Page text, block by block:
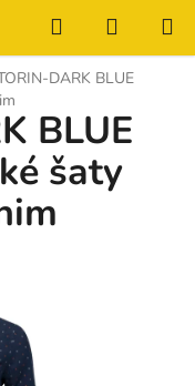
Hľadať
KOŠÍK
DARK BLUE
BLUE
šaty